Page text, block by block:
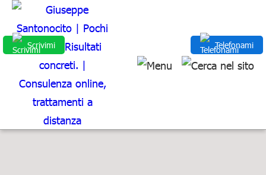
Scrivimi Telefonami